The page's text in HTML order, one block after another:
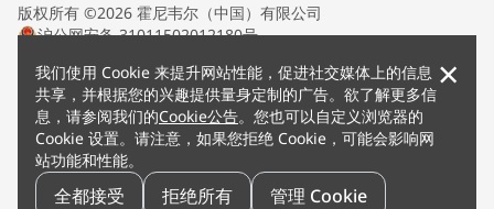
我们使用 Cookie 来提升网站性能，促进社交媒体上的信息
共享，并根据您的兴趣提供量身定制的广告。欲了解更多信
息，请参阅我们的Cookie公告。您也可以自定义浏览器的
Cookie 设置。请注意，如果您拒绝 Cookie，可能会影响网
站功能和性能。
全都接受 拒绝所有 管理 Cookie
×
版权所有 ©2026 霍尼韦尔（中国）有限公司
沪公网安备 31011502012180号
条款条约
隐私声明
您的隐私选项
霍尼韦尔科技Cookie通知
退订
漏洞报告